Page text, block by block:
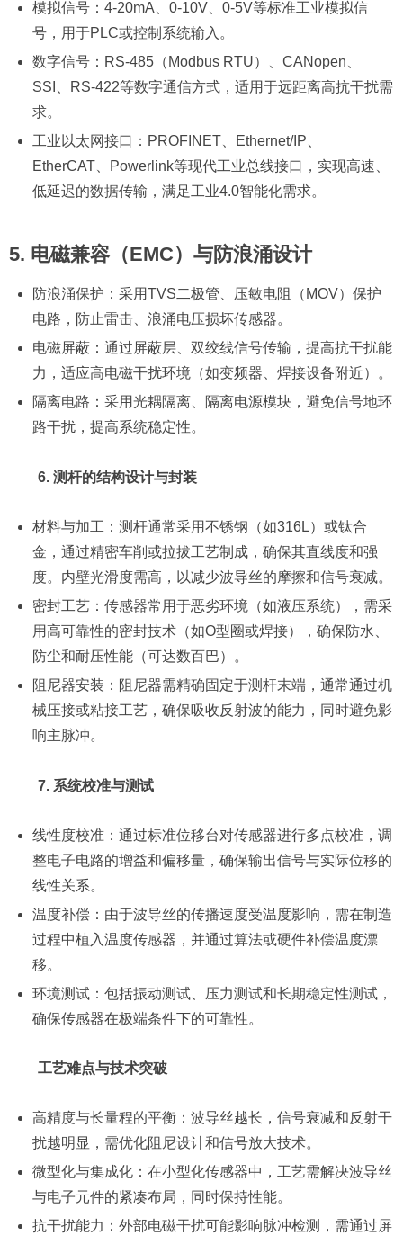
模拟信号：4-20mA、0-10V、0-5V等标准工业模拟信
号，用于PLC或控制系统输入。
数字信号：RS-485（Modbus RTU）、CANopen、
SSI、RS-422等数字通信方式，适用于远距离高抗干扰需
求。
工业以太网接口：PROFINET、Ethernet/IP、
EtherCAT、Powerlink等现代工业总线接口，实现高速、
低延迟的数据传输，满足工业4.0智能化需求。
5. 电磁兼容（EMC）与防浪涌设计
防浪涌保护：采用TVS二极管、压敏电阻（MOV）保护
电路，防止雷击、浪涌电压损坏传感器。
电磁屏蔽：通过屏蔽层、双绞线信号传输，提高抗干扰能
力，适应高电磁干扰环境（如变频器、焊接设备附近）。
隔离电路：采用光耦隔离、隔离电源模块，避免信号地环
路干扰，提高系统稳定性。
6. 测杆的结构设计与封装
材料与加工：测杆通常采用不锈钢（如316L）或钛合
金，通过精密车削或拉拔工艺制成，确保其直线度和强
度。内壁光滑度需高，以减少波导丝的摩擦和信号衰减。
密封工艺：传感器常用于恶劣环境（如液压系统），需采
用高可靠性的密封技术（如O型圈或焊接），确保防水、
防尘和耐压性能（可达数百巴）。
阻尼器安装：阻尼器需精确固定于测杆末端，通常通过机
械压接或粘接工艺，确保吸收反射波的能力，同时避免影
响主脉冲。
7. 系统校准与测试
线性度校准：通过标准位移台对传感器进行多点校准，调
整电子电路的增益和偏移量，确保输出信号与实际位移的
线性关系。
温度补偿：由于波导丝的传播速度受温度影响，需在制造
过程中植入温度传感器，并通过算法或硬件补偿温度漂
移。
环境测试：包括振动测试、压力测试和长期稳定性测试，
确保传感器在极端条件下的可靠性。
工艺难点与技术突破
高精度与长量程的平衡：波导丝越长，信号衰减和反射干
扰越明显，需优化阻尼设计和信号放大技术。
微型化与集成化：在小型化传感器中，工艺需解决波导丝
与电子元件的紧凑布局，同时保持性能。
抗干扰能力：外部电磁干扰可能影响脉冲检测，需通过屏